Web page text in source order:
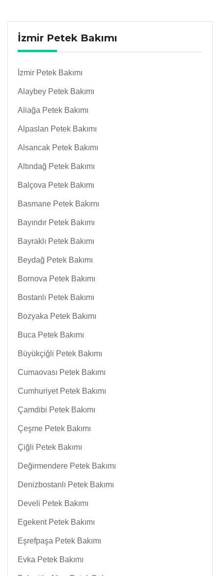
İzmir Petek Bakımı
İzmir Petek Bakımı
Alaybey Petek Bakımı
Aliağa Petek Bakımı
Alpaslan Petek Bakımı
Alsancak Petek Bakımı
Altındağ Petek Bakımı
Balçova Petek Bakımı
Basmane Petek Bakımı
Bayındır Petek Bakımı
Bayraklı Petek Bakımı
Beydağ Petek Bakımı
Bornova Petek Bakımı
Bostanlı Petek Bakımı
Bozyaka Petek Bakımı
Buca Petek Bakımı
Büyükçiğli Petek Bakımı
Cumaovası Petek Bakımı
Cumhuriyet Petek Bakımı
Çamdibi Petek Bakımı
Çeşme Petek Bakımı
Çiğli Petek Bakımı
Değirmendere Petek Bakımı
Denizbostanlı Petek Bakımı
Develi Petek Bakımı
Egekent Petek Bakımı
Eşrefpaşa Petek Bakımı
Evka Petek Bakımı